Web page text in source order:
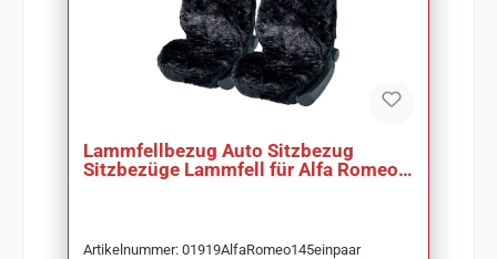
Lammfellbezug Auto Sitzbezug
Sitzbezüge Lammfell für Alfa Romeo
Artikelnummer: 01919AlfaRomeo145einpaar